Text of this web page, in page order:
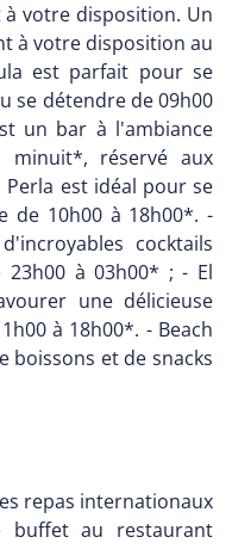
votre disposition. Un
à votre disposition au
est parfait pour se
se détendre de 09h00
un bar à l'ambiance
minuit*, réservé aux
Perla est idéal pour se
de 10h00 à 18h00*. -
cocktails
23h00 à 03h00* ; - El
une délicieuse
à 18h00*. - Beach
boissons et de snacks
repas internationaux
buffet au restaurant